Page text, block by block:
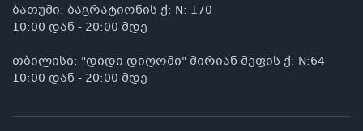
ბათუმი: ბაგრატიონის ქ: N: 170
10:00 დან - 20:00 მდე
თბილისი: "დიდი დიღომი" მირიან მეფის ქ: N:64
10:00 დან - 20:00 მდე